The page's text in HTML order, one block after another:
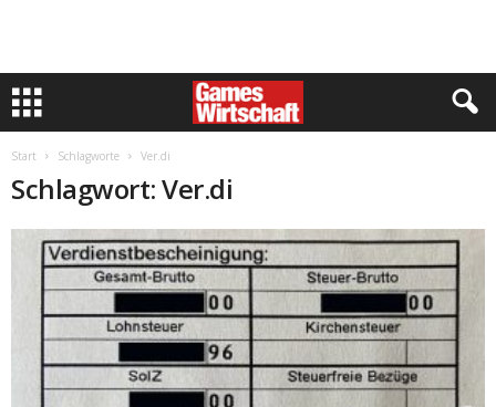
Start Schlagworte Ver.di
Schlagwort: Ver.di